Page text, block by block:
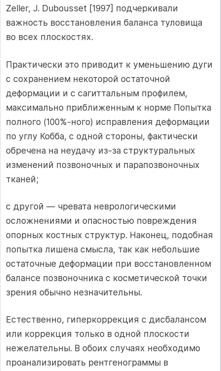
Zeller, J. Dubousset [1997] подчеркивали
важность восстановления баланса туловища
во всех плоскостях.
Практически это приводит к уменьшению дуги
с сохранением некоторой остаточной
деформации и с сагиттальным профилем,
максимально приближенным к норме Попытка
полного (100%-ного) исправления деформации
по углу Кобба, с одной стороны, фактически
обречена на неудачу из-за структуральных
изменений позвоночных и парапозвоночных
тканей;
с другой — чревата неврологическими
осложнениями и опасностью повреждения
опорных костных структур. Наконец, подобная
попытка лишена смысла, так как небольшие
остаточные деформации при восстановленном
балансе позвоночника с косметической точки
зрения обычно незначительны.
Естественно, гиперкоррекция с дисбалансом
или коррекция только в одной плоскости
нежелательны. В обоих случаях необходимо
проанализировать рентгенограммы в